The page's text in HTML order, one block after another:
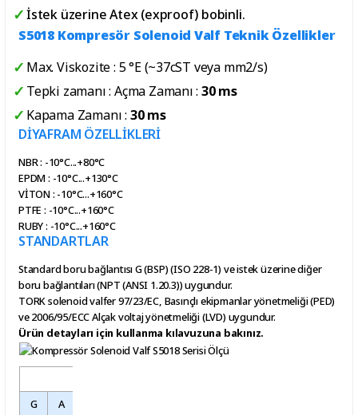
İstek üzerine Atex (exproof) bobinli.
S5018 Kompresör Solenoid Valf Teknik Özellikler
Max. Viskozite : 5 °E (~37cST veya mm2/s)
Tepki zamanı : Açma Zamanı :30 ms
Kapama Zamanı : 30 ms
DİYAFRAM ÖZELLİKLERİ
NBR : -10°C...+80°C
EPDM : -10°C...+130°C
VİTON : -10°C...+160°C
PTFE : -10°C...+160°C
RUBY : -10°C...+160°C
STANDARTLAR
Standard boru bağlantısı G (BSP) (ISO 228-1) ve istek üzerine diğer
boru bağlantıları (NPT (ANSI 1.20.3)) uygundur.
TORK solenoid valfer 97/23/EC, Basınçlı ekipmanlar yönetmeliği (PED)
ve 2006/95/ECC Alçak voltaj yönetmeliği (LVD) uygundur.
Ürün detayları için kullanma kılavuzuna bakınız.
G
A